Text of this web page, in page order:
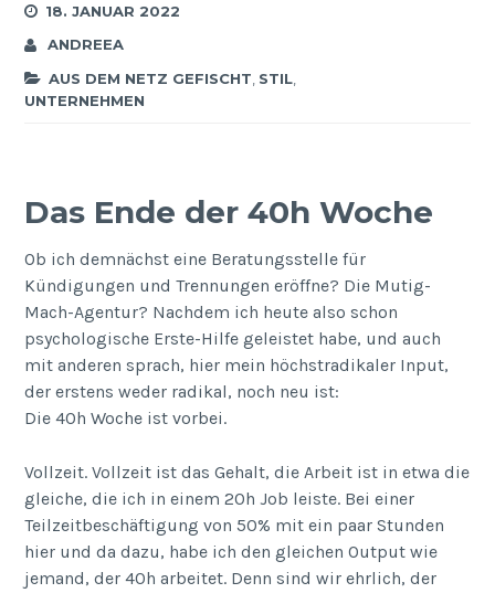
18. JANUAR 2022
ANDREEA
AUS DEM NETZ GEFISCHT STIL
UNTERNEHMEN
Das Ende der 40h Woche
Ob ich demnächst eine Beratungsstelle für
Kündigungen und Trennungen eröffne? Die Mutig-
Mach-Agentur? Nachdem ich heute also schon
psychologische Erste-Hilfe geleistet habe, und auch
mit anderen sprach, hier mein höchstradikaler Input,
der erstens weder radikal, noch neu ist:
Die 40h Woche ist vorbei.
Vollzeit. Vollzeit ist das Gehalt, die Arbeit ist in etwa die
gleiche, die ich in einem 20h Job leiste. Bei einer
Teilzeitbeschäftigung von 50% mit ein paar Stunden
hier und da dazu, habe ich den gleichen Output wie
jemand, der 40h arbeitet. Denn sind wir ehrlich, der